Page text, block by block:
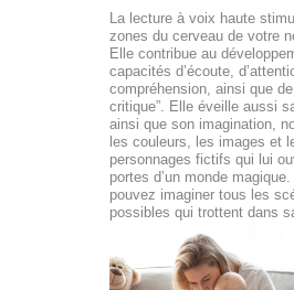
La lecture à voix haute
zones du cerveau de votre
Elle contribue au
capacités d’écoute,
compréhension, ainsi que
critique”. Elle éveille aussi
ainsi que son imagination,
les couleurs, les images et
personnages fictifs qui lui
portes d’un monde
pouvez imaginer tous les
possibles qui trottent dans